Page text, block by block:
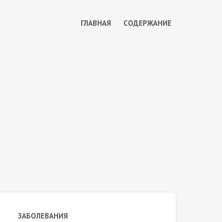
ГЛАВНАЯ СОДЕРЖАНИЕ
ЗАБОЛЕВАНИЯ